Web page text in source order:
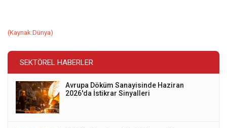
(Kaynak:Dünya)
SEKTÖREL HABERLER
Avrupa Döküm Sanayisinde Haziran
2026'da İstikrar Sinyalleri